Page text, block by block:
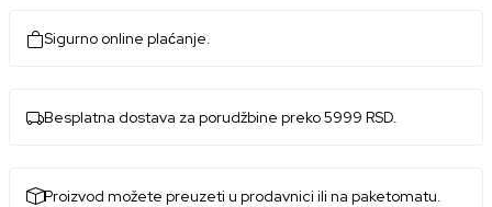
Sigurno online plaćanje.
Besplatna dostava za porudžbine preko 5999 RSD.
Proizvod možete preuzeti u prodavnici ili na paketomatu.